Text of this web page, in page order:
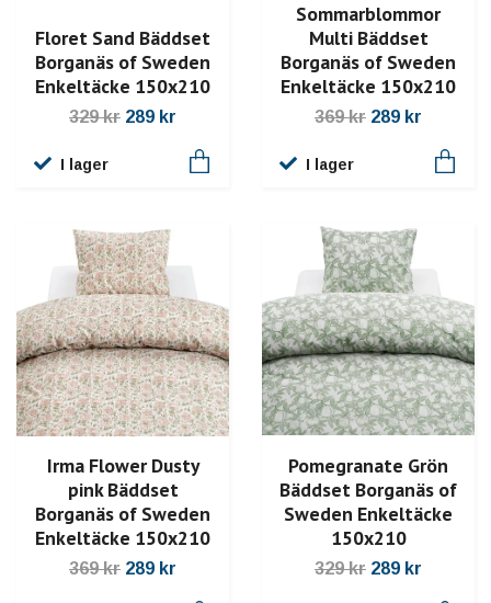
Floret Sand Bäddset
Borganäs of Sweden
Enkeltäcke 150x210
329 kr 289 kr
I lager
Sommarblommor
Multi Bäddset
Borganäs of Sweden
Enkeltäcke 150x210
369 kr 289 kr
I lager
Irma Flower Dusty
pink Bäddset
Borganäs of Sweden
Enkeltäcke 150x210
369 kr 289 kr
Pomegranate Grön
Bäddset Borganäs of
Sweden Enkeltäcke
150x210
329 kr 289 kr